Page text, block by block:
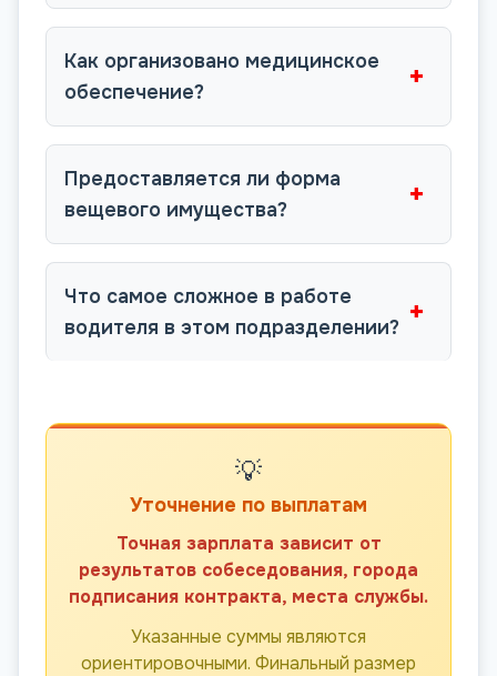
Как организовано медицинское
обеспечение?
+
Предоставляется ли форма
вещевого имущества?
+
Что самое сложное в работе
водителя в этом подразделении? +
💡
Уточнение по выплатам
Точная зарплата зависит от
результатов собеседования, города
подписания контракта, места службы.
Указанные суммы являются
ориентировочными. Финальный размер